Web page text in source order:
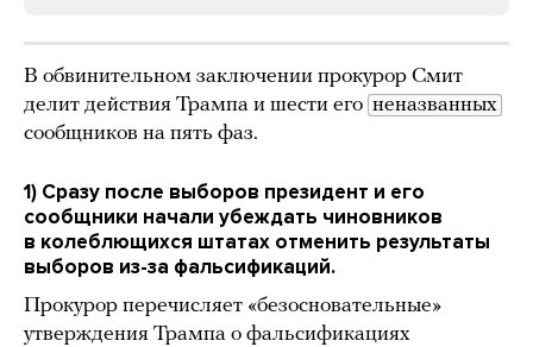
В обвинительном заключении прокурор Смит
делит действия Трампа и шести его неназванных
сообщников на пять фаз.
1) Сразу после выборов президент и его
сообщники начали убеждать чиновников
в колеблющихся штатах отменить результаты
выборов из-за фальсификаций.
Прокурор перечисляет «безосновательные»
утверждения Трампа о фальсификациях